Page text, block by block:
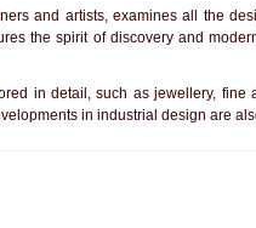
and artists, examines all the
the spirit of discovery and
in detail, such as jewellery, fine
in industrial design are